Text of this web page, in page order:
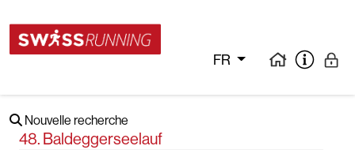
FR
Nouvelle recherche
48. Baldeggerseelauf